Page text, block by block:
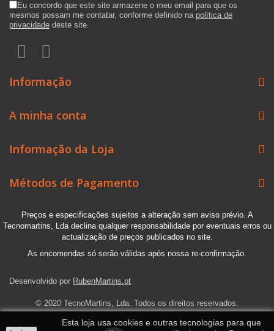
Eu concordo que este site armazene o meu email para que os
mesmos possam me contatar, conforme definido na política de
privacidade deste site.
Informação
A minha conta
Informação da Loja
Métodos de Pagamento
Preços e especificações sujeitos a alteração sem aviso prévio. A
Tecnomartins, Lda declina qualquer responsabilidade por eventuais erros ou
actualização de preços publicados no site.
As encomendas só serão válidas após nossa re-confirmação.
Esta loja usa cookies e outras tecnologias para que
Desenvolvido por RubenMartins.pt
© 2020 TecnoMartins, Lda. Todos os direitos reservados.